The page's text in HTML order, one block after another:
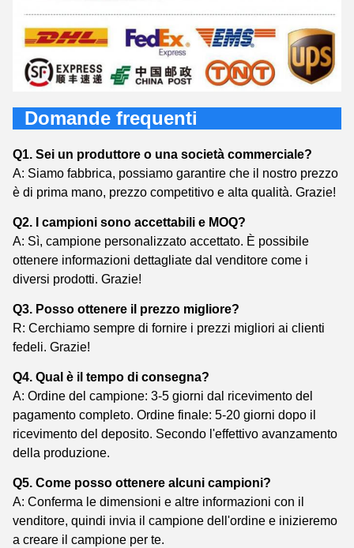
Domande frequenti
Q1. Sei un produttore o una società commerciale?
A: Siamo fabbrica, possiamo garantire che il nostro prezzo
è di prima mano, prezzo competitivo e alta qualità. Grazie!
Q2. I campioni sono accettabili e MOQ?
A: Sì, campione personalizzato accettato. È possibile
ottenere informazioni dettagliate dal venditore come i
diversi prodotti. Grazie!
Q3. Posso ottenere il prezzo migliore?
R: Cerchiamo sempre di fornire i prezzi migliori ai clienti
fedeli. Grazie!
Q4. Qual è il tempo di consegna?
A: Ordine del campione: 3-5 giorni dal ricevimento del
pagamento completo. Ordine finale: 5-20 giorni dopo il
ricevimento del deposito. Secondo l'effettivo avanzamento
della produzione.
Q5. Come posso ottenere alcuni campioni?
A: Conferma le dimensioni e altre informazioni con il
venditore, quindi invia il campione dell'ordine e inizieremo
a creare il campione per te.